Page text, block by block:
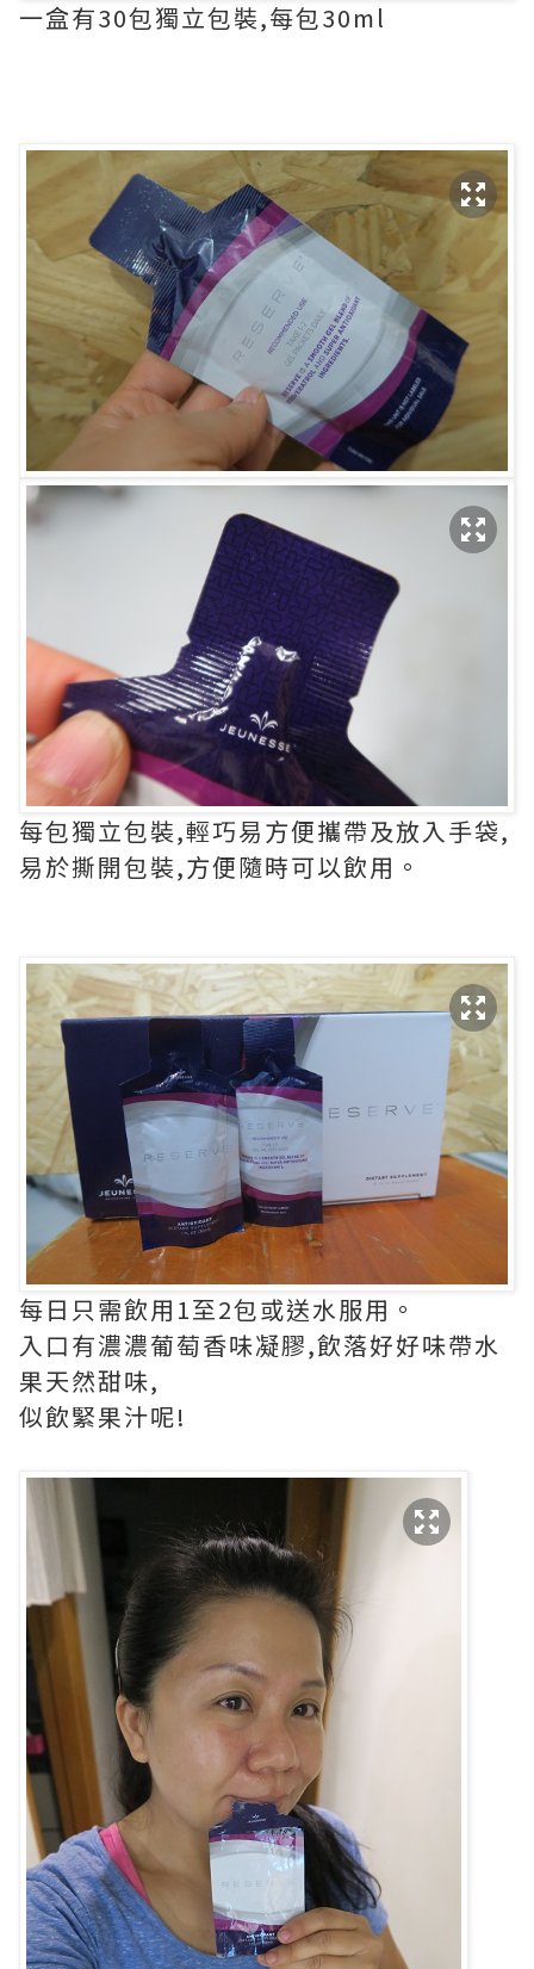
一盒有30包獨立包裝,每包30ml
每包獨立包裝,輕巧易方便攜帶及放入手袋,
易於撕開包裝,方便隨時可以飲用。
每日只需飲用1至2包或送水服用。
入口有濃濃葡萄香味凝膠,飲落好好味帶水
果天然甜味,
似飲緊果汁呢!